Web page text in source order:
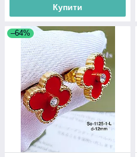
Купити
–64%